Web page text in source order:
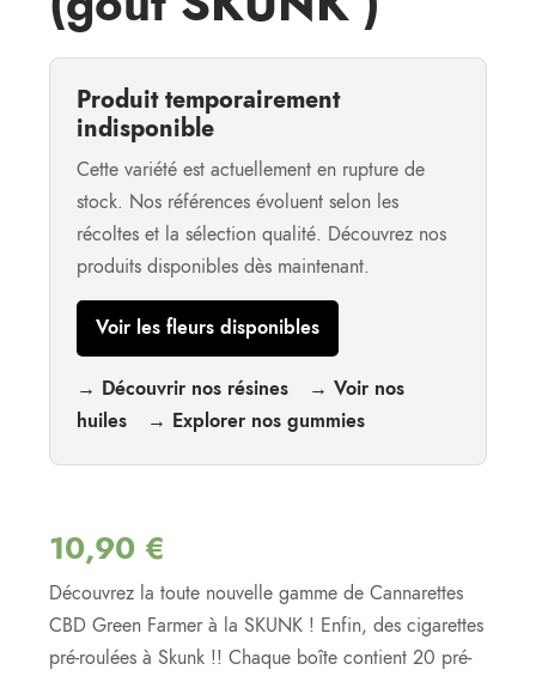
Produit temporairement
indisponible
Cette variété est actuellement en rupture de
stock. Nos références évoluent selon les
récoltes et la sélection qualité. Découvrez nos
produits disponibles dès maintenant.
Voir les fleurs disponibles
→ Découvrir nos résines
→ Voir nos
huiles
→ Explorer nos gummies
10,90 €
Découvrez la toute nouvelle gamme de Cannarettes
CBD Green Farmer à la SKUNK ! Enfin, des cigarettes
pré-roulées à Skunk !! Chaque boîte contient 20 pré-